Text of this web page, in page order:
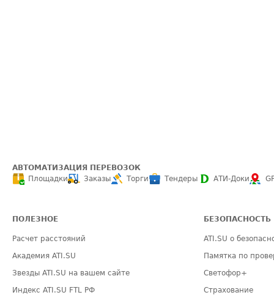
АВТОМАТИЗАЦИЯ ПЕРЕВОЗОК
Площадки
Заказы Торги Тендеры АТИ-Доки
ПОЛЕЗНОЕ
Расчет расстояний
Академия ATI.SU
Звезды ATI.SU на вашем сайте
Индекс ATI.SU FTL РФ
БЕЗОПАСНОСТЬ
ATI.SU о
Памятка по
Светофор+
Страхование